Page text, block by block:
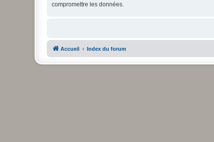
compromettre les données.
Accueil Index du forum